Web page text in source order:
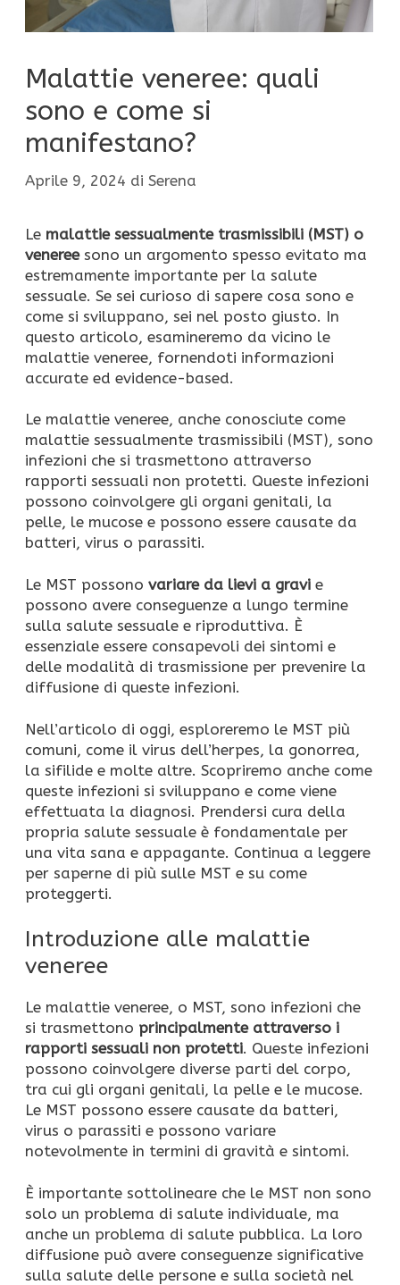
Malattie veneree: quali
sono e come si
manifestano?
Aprile 9, 2024 di Serena
Le malattie sessualmente trasmissibili (MST) o
veneree sono un argomento spesso evitato ma
estremamente importante per la salute
sessuale. Se sei curioso di sapere cosa sono e
come si sviluppano, sei nel posto giusto. In
questo articolo, esamineremo da vicino le
malattie veneree, fornendoti informazioni
accurate ed evidence-based.
Le malattie veneree, anche conosciute come
malattie sessualmente trasmissibili (MST), sono
infezioni che si trasmettono attraverso
rapporti sessuali non protetti. Queste infezioni
possono coinvolgere gli organi genitali, la
pelle, le mucose e possono essere causate da
batteri, virus o parassiti.
Le MST possono variare da lievi a gravi e
possono avere conseguenze a lungo termine
sulla salute sessuale e riproduttiva. È
essenziale essere consapevoli dei sintomi e
delle modalità di trasmissione per prevenire la
diffusione di queste infezioni.
Nell’articolo di oggi, esploreremo le MST più
comuni, come il virus dell’herpes, la gonorrea,
la sifilide e molte altre. Scopriremo anche come
queste infezioni si sviluppano e come viene
effettuata la diagnosi. Prendersi cura della
propria salute sessuale è fondamentale per
una vita sana e appagante. Continua a leggere
per saperne di più sulle MST e su come
proteggerti.
Introduzione alle malattie
veneree
Le malattie veneree, o MST, sono infezioni che
si trasmettono principalmente attraverso i
rapporti sessuali non protetti. Queste infezioni
possono coinvolgere diverse parti del corpo,
tra cui gli organi genitali, la pelle e le mucose.
Le MST possono essere causate da batteri,
virus o parassiti e possono variare
notevolmente in termini di gravità e sintomi.
È importante sottolineare che le MST non sono
solo un problema di salute individuale, ma
anche un problema di salute pubblica. La loro
diffusione può avere conseguenze significative
sulla salute delle persone e sulla società nel